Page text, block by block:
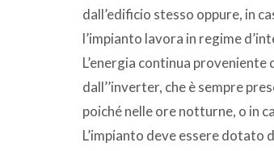
dall’edificio stesso oppure, in
l’impianto lavora in regime
L’energia continua
dall’’inverter, che è sempre
poiché nelle ore notturne, o in
L’impianto deve essere